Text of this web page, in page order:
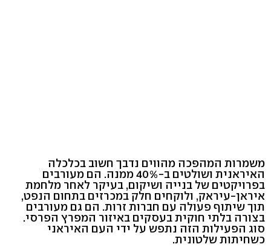
משמרות המהפכה מהווים נדבך חשוב בכלכלה
האיראנית ושולטים ב-40% ממנה. הם מעורבים
בפרויקטים של בנייה ושיקום, בעיקר לאחר מלחמת
איראן-עיראק, ולוקחים חלק במכרזים בתחום הנפט,
תוך שיתוף פעולה עם חברות זרות. הם גם מעורבים
בצורה בלתי חוקית בעסקים באיזור המפרץ הפרסי.
סוג הפעילות הזה נתפש על ידי העם האיראני
כשחיתות שלטונית.